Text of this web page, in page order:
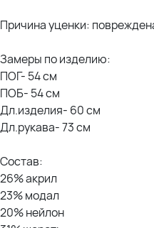
Причина уценки:
Замеры по изделию:
ПОГ- 54 см
ПОБ- 54 см
Дл.изделия- 60 см
Дл.рукава- 73 см
Состав:
26% акрил
23% модал
20% нейлон